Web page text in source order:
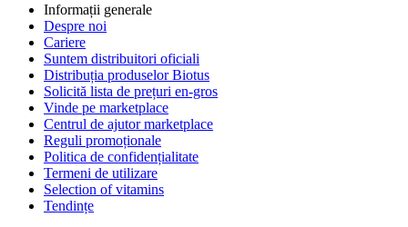
Informații generale
Despre noi
Cariere
Suntem distribuitori oficiali
Distribuția produselor Biotus
Solicită lista de prețuri en-gros
Vinde pe marketplace
Centrul de ajutor marketplace
Reguli promoționale
Politica de confidențialitate
Termeni de utilizare
Selection of vitamins
Tendințe